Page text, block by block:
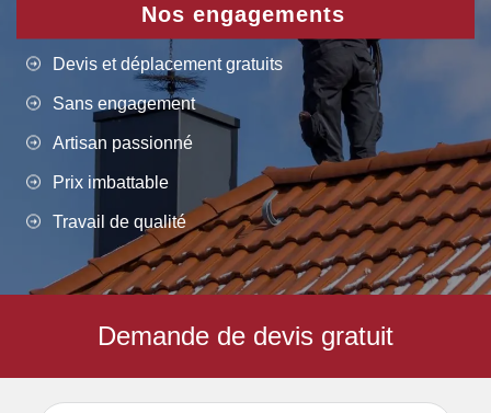
Nos engagements
Devis et déplacement gratuits
Sans engagement
Artisan passionné
Prix imbattable
Travail de qualité
Demande de devis gratuit